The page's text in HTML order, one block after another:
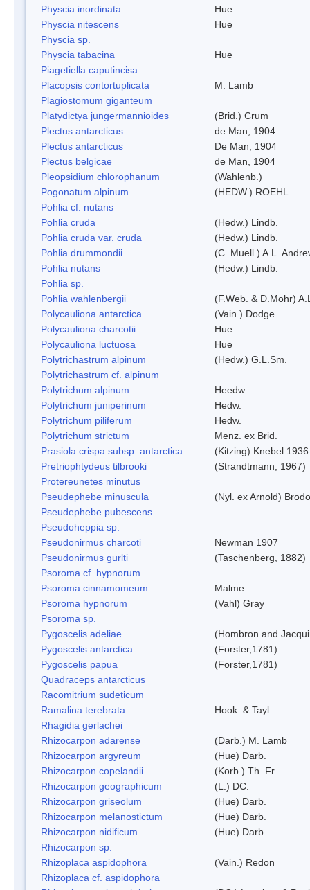
Physcia inordinata
Hue
Physcia nitescens
Hue
Physcia sp.
Physcia tabacina
Hue
Piagetiella caputincisa
Placopsis contortuplicata
M. Lamb
Plagiostomum giganteum
Platydictya jungermannioides
(Brid.) Crum
Plectus antarcticus
de Man, 1904
Plectus antarcticus
De Man, 1904
Plectus belgicae
de Man, 1904
Pleopsidium chlorophanum
(Wahlenb.)
Pogonatum alpinum
(HEDW.) ROEHL.
Pohlia cf. nutans
Pohlia cruda
(Hedw.) Lindb.
Pohlia cruda var. cruda
(Hedw.) Lindb.
Pohlia drummondii
(C. Muell.) A.L.
Pohlia nutans
(Hedw.) Lindb.
Pohlia sp.
Pohlia wahlenbergii
(F.Web. & D.Mohr)
Polycauliona antarctica
(Vain.) Dodge
Polycauliona charcotii
Hue
Polycauliona luctuosa
Hue
Polytrichastrum alpinum
(Hedw.) G.L.Sm.
Polytrichastrum cf. alpinum
Polytrichum alpinum
Heedw.
Polytrichum juniperinum
Hedw.
Polytrichum piliferum
Hedw.
Polytrichum strictum
Menz. ex Brid.
Prasiola crispa subsp. antarctica
(Kitzing) Knebel 1936
Pretriophtydeus tilbrooki
(Strandtmann, 1967)
Protereunetes minutus
Pseudephebe minuscula
(Nyl. ex Arnold)
Pseudephebe pubescens
Pseudoheppia sp.
Pseudonirmus charcoti
Newman 1907
Pseudonirmus gurlti
(Taschenberg, 1882)
Psoroma cf. hypnorum
Psoroma cinnamomeum
Malme
Psoroma hypnorum
(Vahl) Gray
Psoroma sp.
Pygoscelis adeliae
(Hombron and
Pygoscelis antarctica
(Forster,1781)
Pygoscelis papua
(Forster,1781)
Quadraceps antarcticus
Racomitrium sudeticum
Ramalina terebrata
Hook. & Tayl.
Rhagidia gerlachei
Rhizocarpon adarense
(Darb.) M. Lamb
Rhizocarpon argyreum
(Hue) Darb.
Rhizocarpon copelandii
(Korb.) Th. Fr.
Rhizocarpon geographicum
(L.) DC.
Rhizocarpon griseolum
(Hue) Darb.
Rhizocarpon melanostictum
(Hue) Darb.
Rhizocarpon nidificum
(Hue) Darb.
Rhizocarpon sp.
Rhizoplaca aspidophora
(Vain.) Redon
Rhizoplaca cf. aspidophora